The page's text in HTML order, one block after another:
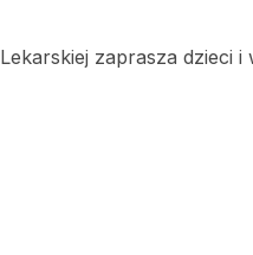
zaprasza dzieci i